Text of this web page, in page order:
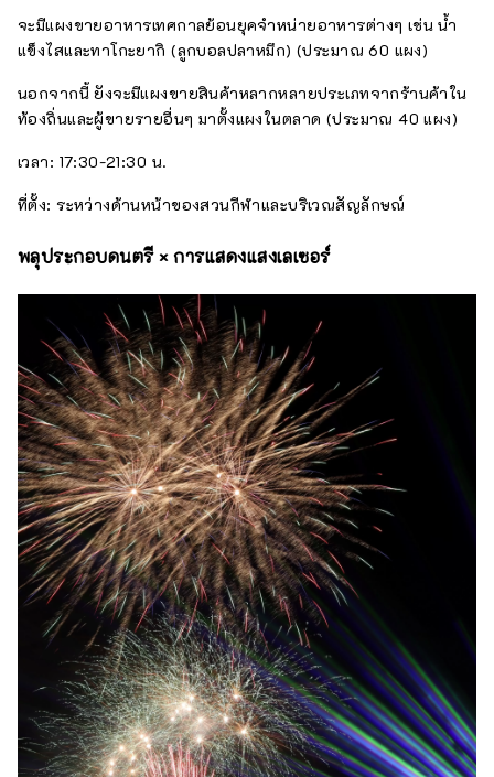
จะมีแผงขายอาหารเทศกาลย้อนยุคจำหน่ายอาหารต่างๆ เช่น น้ำ
แข็งไสและทาโกะยากิ (ลูกบอลปลาหมึก) (ประมาณ 60 แผง)
นอกจากนี้ ยังจะมีแผงขายสินค้าหลากหลายประเภทจากร้านค้าใน
ท้องถิ่นและผู้ขายรายอื่นๆ มาตั้งแผงในตลาด (ประมาณ 40 แผง)
เวลา: 17:30-21:30 น.
ที่ตั้ง: ระหว่างด้านหน้าของสวนกีฬาและบริเวณสัญลักษณ์
พลุประกอบดนตรี × การแสดงแสงเลเซอร์